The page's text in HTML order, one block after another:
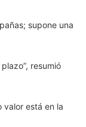
supone una
resumió
valor está en la